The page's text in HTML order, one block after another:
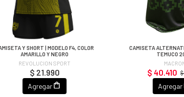
Y SHORT | MODELO F4, COLOR
AMARILLO Y NEGRO
REVOLUCION SPORT
$ 21.990
Agregar
CAMISETA
TEMUCO
$ 40.410
Agregar